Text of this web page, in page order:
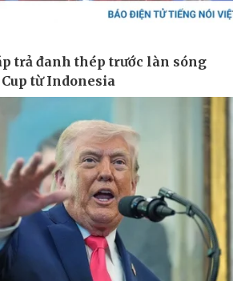
Ô tô
Xe máy
Tư vấn